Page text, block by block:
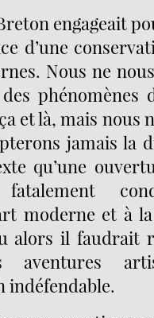
engageait
d’une
Nous ne
et là, mais nous
jamais la
qu’une
moderne et à
alors il faudrait
aventures